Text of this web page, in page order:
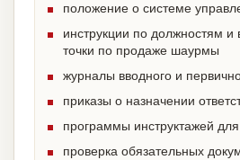
положение о системе
инструкции по должностям и
точки по продаже шаурмы
журналы вводного и
приказы о назначении
программы инструктажей
проверка обязательных